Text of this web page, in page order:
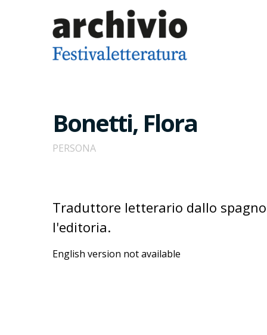
Bonetti, Flora
PERSONA
Traduttore letterario dallo
l'editoria.
English version not available